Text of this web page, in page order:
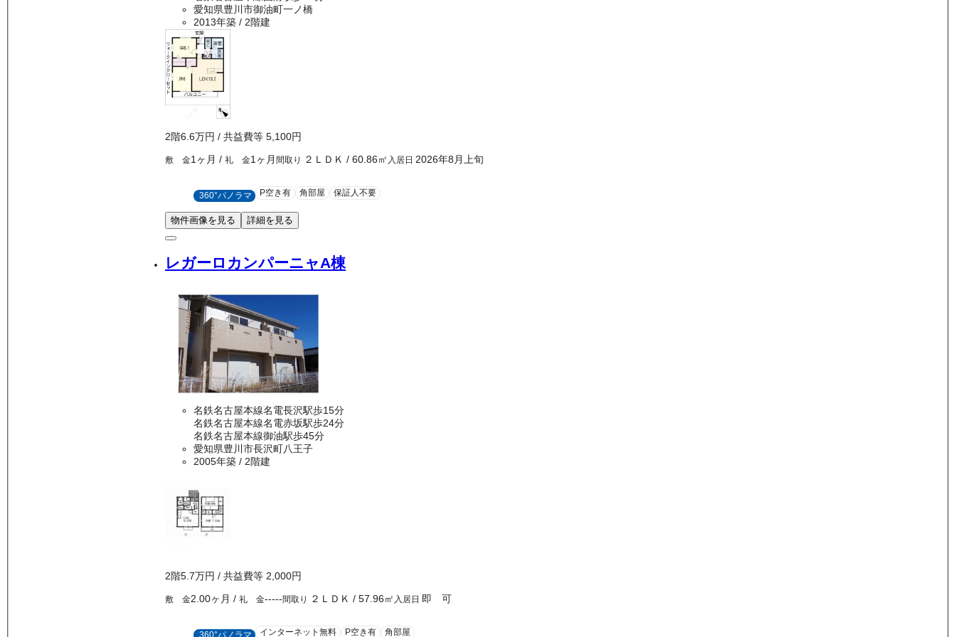
愛知県豊川市御油町一ノ橋
2013年築 / 2階建
2階6.6万円 / 共益費等 5,100円
敷 金1ヶ月 / 礼 金1ヶ月 間取り ２ＬＤＫ / 60.86㎡ 入居日 2026年8月上旬
360°パノラマ P空き有 角部屋 保証人不要
物件画像を見る 詳細を見る
レガーロカンパーニャA棟
名鉄名古屋本線名電長沢駅歩15分
名鉄名古屋本線名電赤坂駅歩24分
名鉄名古屋本線御油駅歩45分
愛知県豊川市長沢町八王子
2005年築 / 2階建
2階5.7万円 / 共益費等 2,000円
敷 金2.00ヶ月 / 礼 金-----間取り ２ＬＤＫ / 57.96㎡ 入居日 即 可
360°パノラマ インターネット無料 P空き有 角部屋